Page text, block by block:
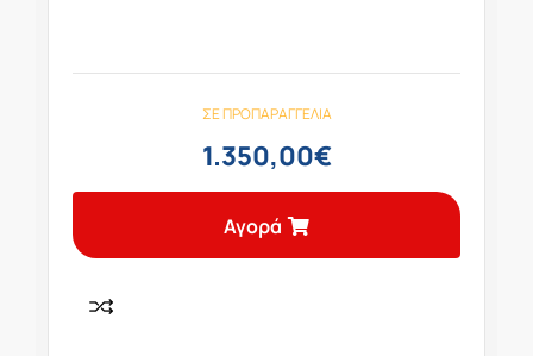
ΣΕ ΠΡΟΠΑΡΑΓΓΕΛΊΑ
1.350,00€
Αγορά